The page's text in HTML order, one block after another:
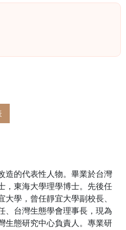
造的代表性人物。畢業於台灣
，東海大學理學博士。先後任
學，曾任靜宜大學副校長、
、台灣生態學會理事長，現為
生態研究中心負責人。專業研